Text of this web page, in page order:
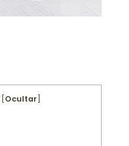
Ocultar